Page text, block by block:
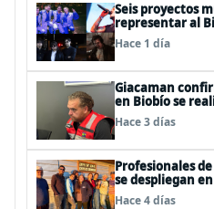
Seis proyectos
representar al
Hace 1 día
Giacaman
en Biobío se
de la concesión
Hace 3 días
Profesionales
se despliegan
de niños
Hace 4 días